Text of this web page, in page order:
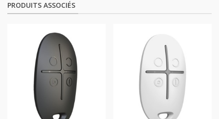
PRODUITS ASSOCIÉS